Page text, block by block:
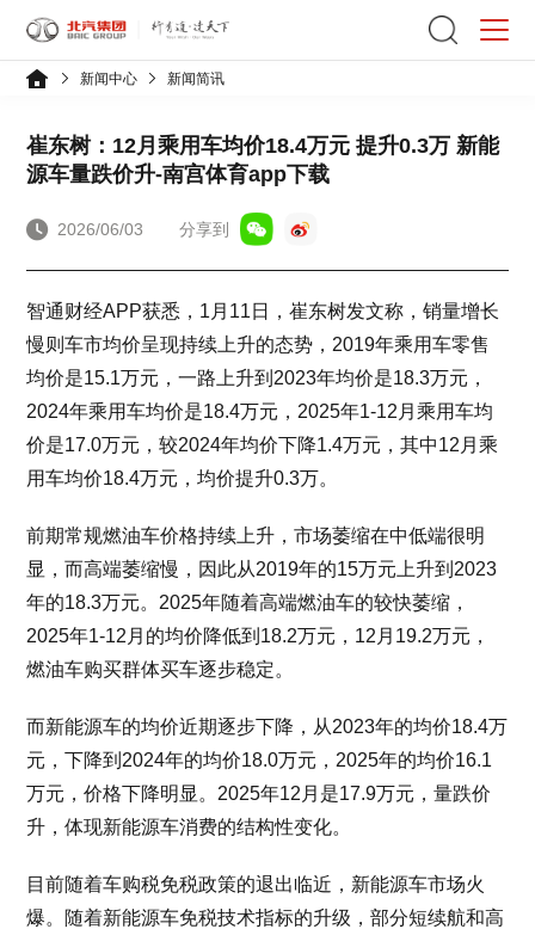
新闻中心 新闻简讯
崔东树：12月乘用车均价18.4万元 提升0.3万 新能
源车量跌价升-南宫体育app下载
2026/06/03 分享到
智通财经APP获悉，1月11日，崔东树发文称，销量增长
慢则车市均价呈现持续上升的态势，2019年乘用车零售
均价是15.1万元，一路上升到2023年均价是18.3万元，
2024年乘用车均价是18.4万元，2025年1-12月乘用车均
价是17.0万元，较2024年均价下降1.4万元，其中12月乘
用车均价18.4万元，均价提升0.3万。
前期常规燃油车价格持续上升，市场萎缩在中低端很明
显，而高端萎缩慢，因此从2019年的15万元上升到2023
年的18.3万元。2025年随着高端燃油车的较快萎缩，
2025年1-12月的均价降低到18.2万元，12月19.2万元，
燃油车购买群体买车逐步稳定。
而新能源车的均价近期逐步下降，从2023年的均价18.4万
元，下降到2024年的均价18.0万元，2025年的均价16.1
万元，价格下降明显。2025年12月是17.9万元，量跌价
升，体现新能源车消费的结构性变化。
目前随着车购税免税政策的退出临近，新能源车市场火
爆。随着新能源车免税技术指标的升级，部分短续航和高